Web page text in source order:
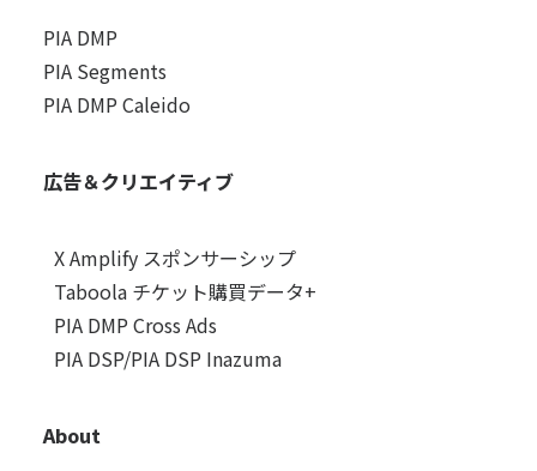
PIA DMP
PIA Segments
PIA DMP Caleido
広告＆クリエイティブ
X Amplify スポンサーシップ
Taboola チケット購買データ+
PIA DMP Cross Ads
PIA DSP/PIA DSP Inazuma
About